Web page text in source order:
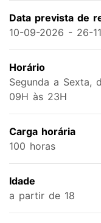
Data prevista de
10-09-2026 - 26-
Horário
Segunda a Sexta,
09H às 23H
Carga horária
100 horas
Idade
a partir de 18